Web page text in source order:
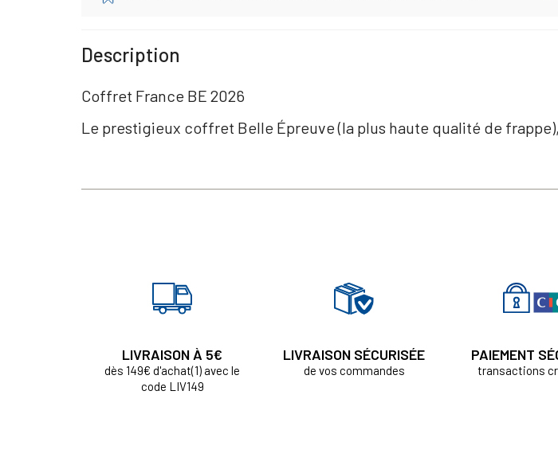
Description
Coffret France BE 2026
Le prestigieux coffret Belle Épreuve (la plus haute qualité de
LIVRAISON À 5€
dès 149€ d'achat(1) avec le
code LIV149
LIVRAISON SÉCURISÉE
de vos commandes
PAIEMENT
transactions